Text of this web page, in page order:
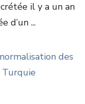
il y a un an
d’un ...
des